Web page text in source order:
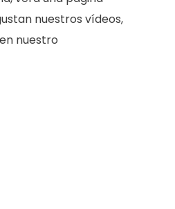
nuestros vídeos,
nuestro